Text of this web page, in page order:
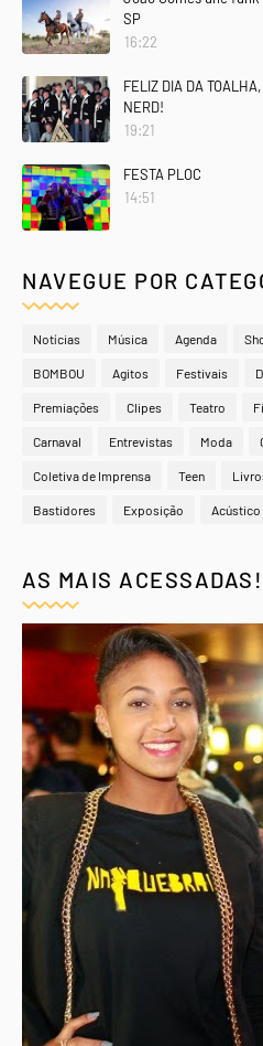
SP
16:22
FELIZ DIA DA
NERD!
19:21
FESTA PLOC
14:51
NAVEGUE POR
Notícias Música Agenda
BOMBOU Agitos Festivais
Premiações Clipes Teatro
Carnaval Entrevistas Moda
Coletiva de Imprensa Teen
Bastidores Exposição Acústico
AS MAIS ACESSADAS!